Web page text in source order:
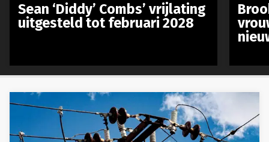
Sean ‘Diddy’ Combs’ vrijlating
uitgesteld tot februari 2028